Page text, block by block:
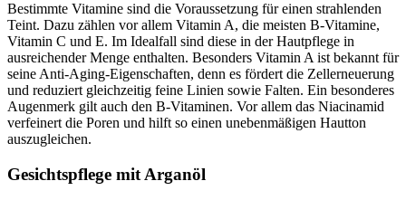
Bestimmte Vitamine sind die Voraussetzung für einen strahlenden
Teint. Dazu zählen vor allem Vitamin A, die meisten B-Vitamine,
Vitamin C und E. Im Idealfall sind diese in der Hautpflege in
ausreichender Menge enthalten. Besonders Vitamin A ist bekannt für
seine Anti-Aging-Eigenschaften, denn es fördert die Zellerneuerung
und reduziert gleichzeitig feine Linien sowie Falten. Ein besonderes
Augenmerk gilt auch den B-Vitaminen. Vor allem das Niacinamid
verfeinert die Poren und hilft so einen unebenmäßigen Hautton
auszugleichen.
Gesichtspflege mit Arganöl